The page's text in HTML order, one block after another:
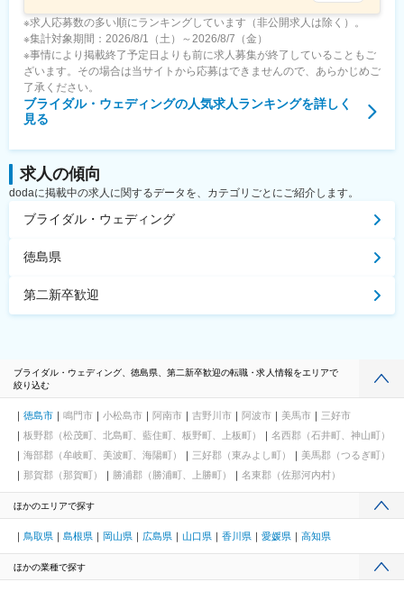
※求人応募数の多い順にランキングしています（非公開求人は除く）。
※集計対象期間：2026/8/1（土）～2026/8/7（金）
※事情により掲載終了予定日よりも前に求人募集が終了していることもご
ざいます。その場合は当サイトから応募はできませんので、あらかじめご
了承ください。
ブライダル・ウェディングの人気求人ランキングを詳しく
見る
求人の傾向
dodaに掲載中の求人に関するデータを、カテゴリごとにご紹介します。
ブライダル・ウェディング
徳島県
第二新卒歓迎
ブライダル・ウェディング、徳島県、第二新卒歓迎の転職・求人情報をエリアで
絞り込む
徳島市 鳴門市 小松島市 阿南市 吉野川市 阿波市 美馬市
三好市
板野郡（松茂町、北島町、藍住町、板野町、上板町）
名西郡（石井町、神山町）
海部郡（牟岐町、美波町、海陽町）
三好郡（東みよし町）
美馬郡（つるぎ町）
那賀郡（那賀町）
勝浦郡（勝浦町、上勝町） 名東郡（佐那河内村）
ほかのエリアで探す
鳥取県 島根県 岡山県 広島県 山口県 香川県 愛媛県 高知県
ほかの業種で探す